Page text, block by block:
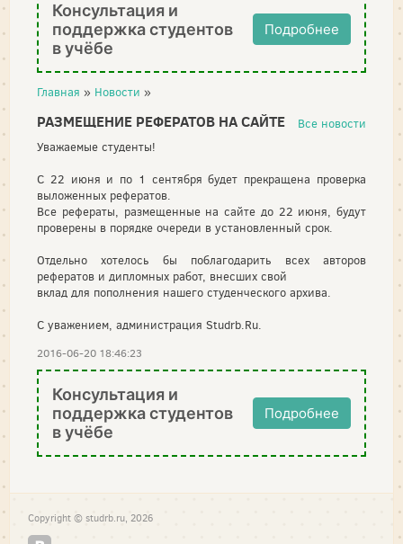
Консультация и
поддержка студентов
в учёбе
Подробнее
Главная » Новости »
Все новости
РАЗМЕЩЕНИЕ РЕФЕРАТОВ НА САЙТЕ
Уважаемые студенты!
С 22 июня и по 1 сентября будет прекращена проверка
выложенных рефератов.
Все рефераты, размещенные на сайте до 22 июня, будут
проверены в порядке очереди в установленный срок.
Отдельно хотелось бы поблагодарить всех авторов
рефератов и дипломных работ, внесших свой
вклад для пополнения нашего студенческого архива.
С уважением, администрация Studrb.Ru.
2016-06-20 18:46:23
Консультация и
поддержка студентов
в учёбе
Подробнее
Copyright © studrb.ru, 2026